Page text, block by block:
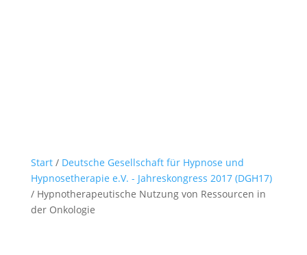
Start/ Deutsche Gesellschaft für Hypnose und
Hypnosetherapie e.V. - Jahreskongress 2017 (DGH17)
/ Hypnotherapeutische Nutzung von Ressourcen in
der Onkologie